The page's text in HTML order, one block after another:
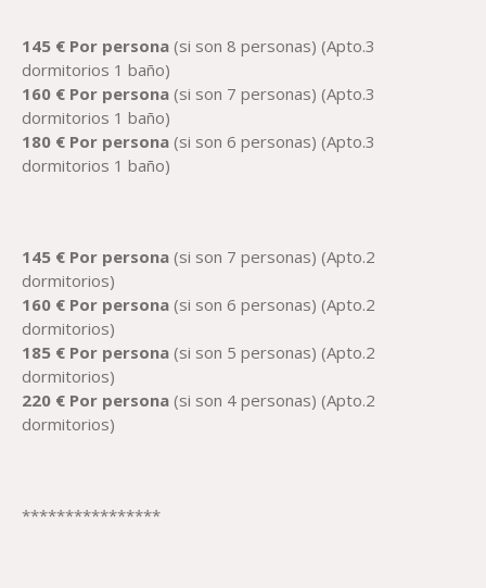
145 € Por persona (si son 8 personas) (Apto.3
dormitorios 1 baño)
160 € Por persona (si son 7 personas) (Apto.3
dormitorios 1 baño)
180 € Por persona (si son 6 personas) (Apto.3
dormitorios 1 baño)
145 € Por persona (si son 7 personas) (Apto.2
dormitorios)
160 € Por persona (si son 6 personas) (Apto.2
dormitorios)
185 € Por persona (si son 5 personas) (Apto.2
dormitorios)
220 € Por persona (si son 4 personas) (Apto.2
dormitorios)
****************